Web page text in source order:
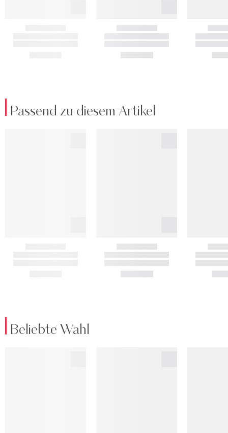
Passend zu diesem Artikel
Beliebte Wahl